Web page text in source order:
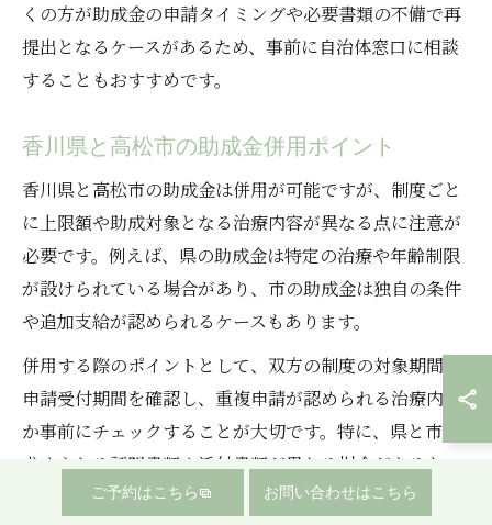
くの方が助成金の申請タイミングや必要書類の不備で再
提出となるケースがあるため、事前に自治体窓口に相談
することもおすすめです。
香川県と高松市の助成金併用ポイント
香川県と高松市の助成金は併用が可能ですが、制度ごと
に上限額や助成対象となる治療内容が異なる点に注意が
必要です。例えば、県の助成金は特定の治療や年齢制限
が設けられている場合があり、市の助成金は独自の条件
や追加支給が認められるケースもあります。
併用する際のポイントとして、双方の制度の対象期間や
申請受付期間を確認し、重複申請が認められる治療内容
か事前にチェックすることが大切です。特に、県と市で
求められる証明書類や添付書類が異なる場合があるた
め、一度提出した書類のコピーを手元に保管しておくと
ご予約はこちら お問い合わせはこちら